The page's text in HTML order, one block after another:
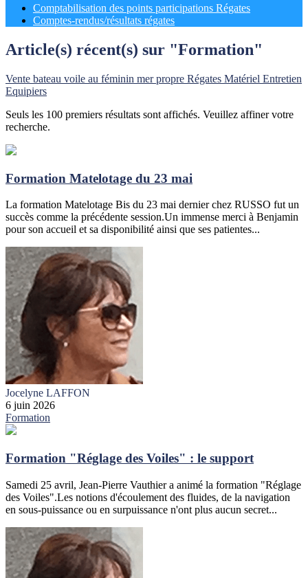
Comptabilisation des points participations Régates
Comptes-rendus/résultats régates
Article(s) récent(s) sur "Formation"
Vente bateau voile au féminin mer propre Régates Matériel Entretien
Equipiers
Seuls les 100 premiers résultats sont affichés. Veuillez affiner votre
recherche.
Formation Matelotage du 23 mai
La formation Matelotage Bis du 23 mai dernier chez RUSSO fut un
succès comme la précédente session.Un immense merci à Benjamin
pour son accueil et sa disponibilité ainsi que ses patientes...
Jocelyne LAFFON
6 juin 2026
Formation
Formation "Réglage des Voiles" : le support
Samedi 25 avril, Jean-Pierre Vauthier a animé la formation "Réglage
des Voiles".Les notions d'écoulement des fluides, de la navigation
en sous-puissance ou en surpuissance n'ont plus aucun secret...